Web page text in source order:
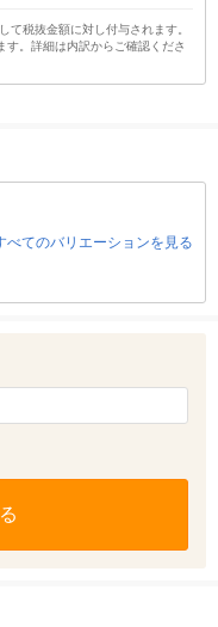
て税抜金額に対し付与されます。
。詳細は内訳からご確認くださ
べてのバリエーションを見る